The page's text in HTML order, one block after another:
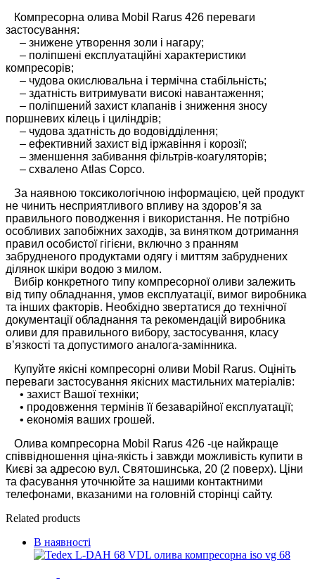
Компресорна олива Mobil Rarus 426 переваги
застосування:
– знижене утворення золи і нагару;
– поліпшені експлуатаційні характеристики
компресорів;
– чудова окислювальна і термічна стабільність;
– здатність витримувати високі навантаження;
– поліпшений захист клапанів і зниження зносу
поршневих кілець і циліндрів;
– чудова здатність до водовідділення;
– ефективний захист від іржавіння і корозії;
– зменшення забивання фільтрів-коагуляторів;
– схвалено Atlas Copco.
За наявною токсикологічною інформацією, цей продукт
не чинить несприятливого впливу на здоров’я за
правильного поводження і використання. Не потрібно
особливих запобіжних заходів, за винятком дотримання
правил особистої гігієни, включно з пранням
забрудненого продуктами одягу і миттям забруднених
ділянок шкіри водою з милом.
Вибір конкретного типу компресорної оливи залежить
від типу обладнання, умов експлуатації, вимог виробника
та інших факторів. Необхідно звертатися до технічної
документації обладнання та рекомендацій виробника
оливи для правильного вибору, застосування, класу
в’язкості та допустимого аналога-замінника.
Купуйте якісні компресорні оливи Mobil Rarus. Оцініть
переваги застосування якісних мастильних матеріалів:
• захист Вашої техніки;
• продовження термінів її безаварійної експлуатації;
• економія ваших грошей.
Олива компресорна Mobil Rarus 426 -це найкраще
співвідношення ціна-якість і завжди можливість купити в
Києві за адресою вул. Святошинська, 20 (2 поверх). Ціни
та фасування уточнюйте за нашими контактними
телефонами, вказаними на головній сторінці сайту.
Related products
В наявності